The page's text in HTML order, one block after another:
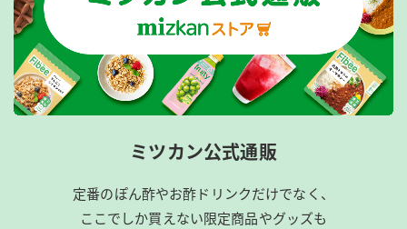
ミツカン公式通販
定番のぽん酢やお酢ドリンクだけでなく、
ここでしか買えない限定商品やグッズも